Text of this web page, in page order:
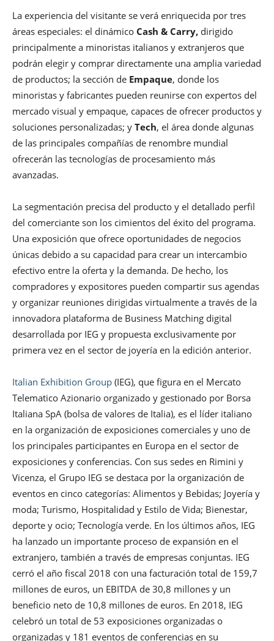
La experiencia del visitante se verá enriquecida por tres
áreas especiales: el dinámico Cash & Carry, dirigido
principalmente a minoristas italianos y extranjeros que
podrán elegir y comprar directamente una amplia variedad
de productos; la sección de Empaque, donde los
minoristas y fabricantes pueden reunirse con expertos del
mercado visual y empaque, capaces de ofrecer productos y
soluciones personalizadas; y Tech, el área donde algunas
de las principales compañías de renombre mundial
ofrecerán las tecnologías de procesamiento más
avanzadas.
La segmentación precisa del producto y el detallado perfil
del comerciante son los cimientos del éxito del programa.
Una exposición que ofrece oportunidades de negocios
únicas debido a su capacidad para crear un intercambio
efectivo entre la oferta y la demanda. De hecho, los
compradores y expositores pueden compartir sus agendas
y organizar reuniones dirigidas virtualmente a través de la
innovadora plataforma de Business Matching digital
desarrollada por IEG y propuesta exclusivamente por
primera vez en el sector de joyería en la edición anterior.
Italian Exhibition Group (IEG), que figura en el Mercato
Telematico Azionario organizado y gestionado por Borsa
Italiana SpA (bolsa de valores de Italia), es el líder italiano
en la organización de exposiciones comerciales y uno de
los principales participantes en Europa en el sector de
exposiciones y conferencias. Con sus sedes en Rimini y
Vicenza, el Grupo IEG se destaca por la organización de
eventos en cinco categorías: Alimentos y Bebidas; Joyería y
moda; Turismo, Hospitalidad y Estilo de Vida; Bienestar,
deporte y ocio; Tecnología verde. En los últimos años, IEG
ha lanzado un importante proceso de expansión en el
extranjero, también a través de empresas conjuntas. IEG
cerró el año fiscal 2018 con una facturación total de 159,7
millones de euros, un EBITDA de 30,8 millones y un
beneficio neto de 10,8 millones de euros. En 2018, IEG
celebró un total de 53 exposiciones organizadas o
organizadas y 181 eventos de conferencias en su